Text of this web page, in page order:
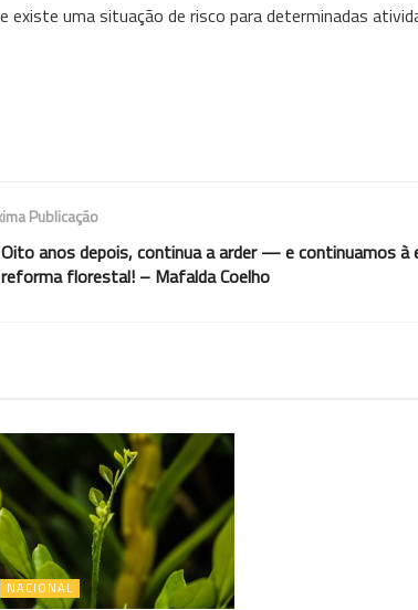
uma situação de risco para determinadas
Publicação
Oito anos depois, continua a arder — e continuamos à
reforma florestal! – Mafalda Coelho
NACIONAL